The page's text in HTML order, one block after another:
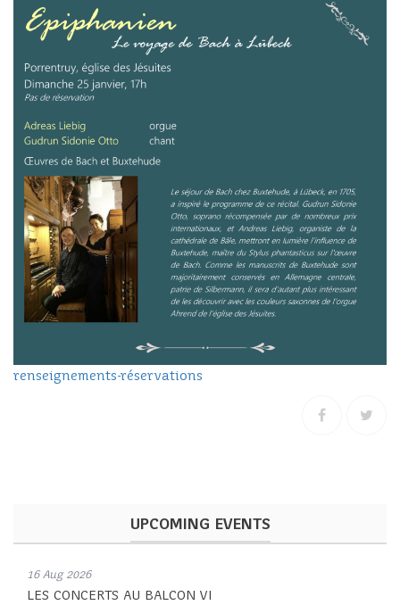
renseignements-réservations
UPCOMING EVENTS
16 Aug 2026
LES CONCERTS AU BALCON VI